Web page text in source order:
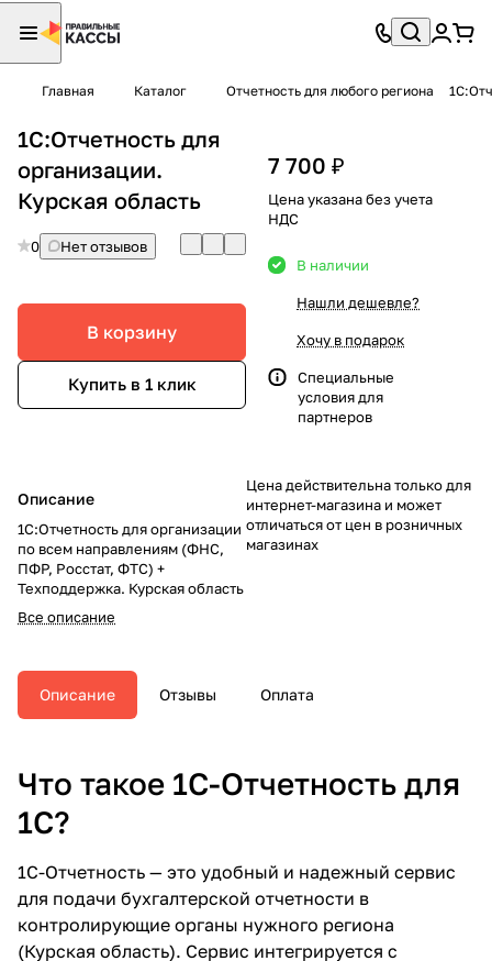
Главная Каталог Отчетность для любого региона
1С:Отчетность для
организации.
Курская область
0 Нет отзывов
В корзину
Купить в 1 клик
Описание
1С:Отчетность для организации
по всем направлениям (ФНС,
ПФР, Росстат, ФТС) +
Техподдержка. Курская область
Все описание
7 700 ₽
Цена указана без учета
НДС
В наличии
Нашли дешевле?
Хочу в подарок
Специальные
условия для
партнеров
Цена действительна только для
интернет-магазина и может
отличаться от цен в розничных
магазинах
Описание Отзывы Оплата
Что такое 1С-Отчетность для
1С?
1С-Отчетность — это удобный и надежный сервис
для подачи бухгалтерской отчетности в
контролирующие органы нужного региона
(Курская область). Сервис интегрируется с